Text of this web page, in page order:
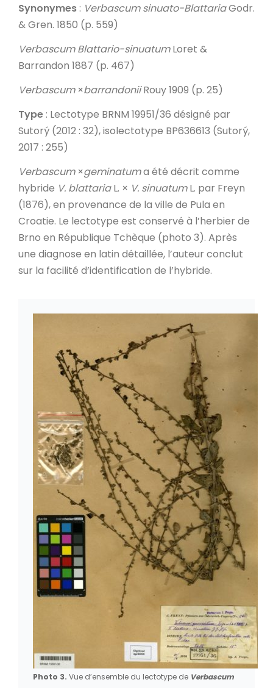
Synonymes : Verbascum sinuato-BlattariaGodr.
& Gren. 1850 (p. 559)
Verbascum Blattario-sinuatumLoret &
Barrandon 1887 (p. 467)
Verbascum ×barrandoniiRouy 1909 (p. 25)
Type : Lectotype BRNM 19951/36 désigné par
Sutorý (2012 : 32), isolectotype BP636613 (Sutorý,
2017 : 255)
Verbascum ×geminatuma été décrit comme
hybride V. blattariaL. × V. sinuatumL. par Freyn
(1876), en provenance de la ville de Pula en
Croatie. Le lectotype est conservé à l’herbier de
Brno en République Tchèque (photo 3). Après
une diagnose en latin détaillée, l’auteur conclut
sur la facilité d’identification de l’hybride.
Photo 3. Vue d’ensemble du lectotype de Verbascum